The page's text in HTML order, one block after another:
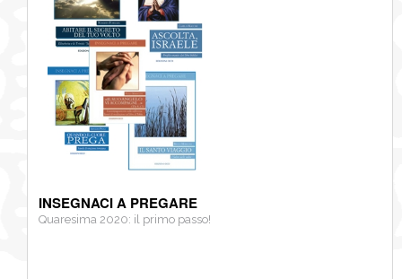
CONTATTI
INSEGNACI A PREGARE
Quaresima 2020: il primo passo!